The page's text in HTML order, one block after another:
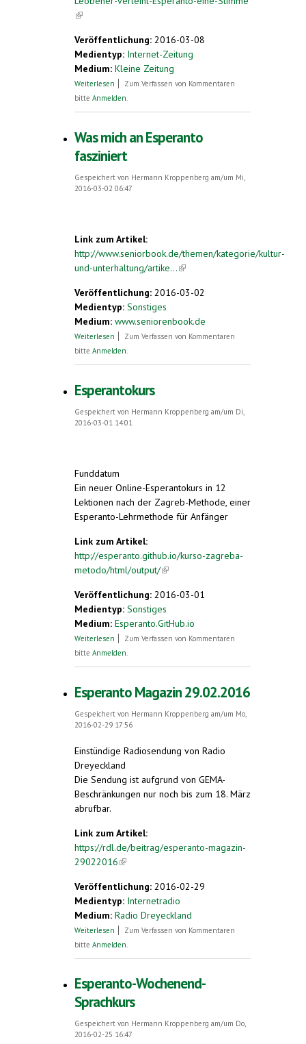
(link is external)
Veröffentlichung: 2016-03-08
Medientyp: Internet-Zeitung
Medium: Kleine Zeitung
Weiterlesen über Junger Leobener verleiht Esperanto
Zum Verfassen von Kommentaren
bitte Anmelden.
Was mich an Esperanto
fasziniert
Gespeichert von Hermann Kroppenberg am/um Mi,
2016-03-02 06:47
Link zum Artikel:
http://www.seniorbook.de/themen/kategorie/kultur-
und-unterhaltung/artike...(link is external)
Veröffentlichung: 2016-03-02
Medientyp: Sonstiges
Medium: www.seniorenbook.de
Weiterlesen über Was mich an Esperanto fasziniert
Zum Verfassen von Kommentaren
bitte Anmelden.
Esperantokurs
Gespeichert von Hermann Kroppenberg am/um Di,
2016-03-01 14:01
Funddatum
Ein neuer Online-Esperantokurs in 12
Lektionen nach der Zagreb-Methode, einer
Esperanto-Lehrmethode für Anfänger
Link zum Artikel:
http://esperanto.github.io/kurso-zagreba-
metodo/html/output/(link is external)
Veröffentlichung: 2016-03-01
Medientyp: Sonstiges
Medium: Esperanto.GitHub.io
Weiterlesen über Esperantokurs
Zum Verfassen von Kommentaren
bitte Anmelden.
Esperanto Magazin 29.02.2016
Gespeichert von Hermann Kroppenberg am/um Mo,
2016-02-29 17:56
Einstündige Radiosendung von Radio
Dreyeckland
Die Sendung ist aufgrund von GEMA-
Beschränkungen nur noch bis zum 18. März
abrufbar.
Link zum Artikel:
https://rdl.de/beitrag/esperanto-magazin-
29022016(link is external)
Veröffentlichung: 2016-02-29
Medientyp: Internetradio
Medium: Radio Dreyeckland
Weiterlesen über Esperanto Magazin 29.02.2016
Zum Verfassen von Kommentaren
bitte Anmelden
Esperanto-Wochenend-
Sprachkurs
Gespeichert von Hermann Kroppenberg am/um Do,
2016-02-25 16:47